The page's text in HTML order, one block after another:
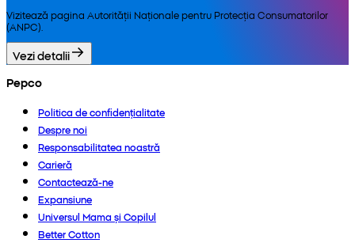
Vizitează pagina Autorității Naționale pentru Protecția Consumatorilor
(ANPC).
Vezi detalii
Pepco
Politica de confidențialitate
Despre noi
Responsabilitatea noastră
Carieră
Contactează-ne
Expansiune
Universul Mama și Copilul
Better Cotton